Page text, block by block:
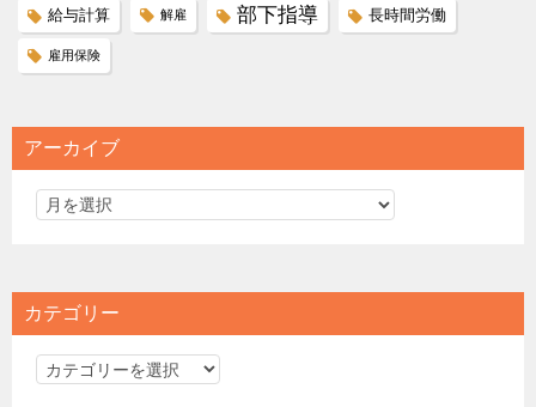
給与計算 解雇 部下指導 長時間労働
雇用保険
アーカイブ
カテゴリー
カ